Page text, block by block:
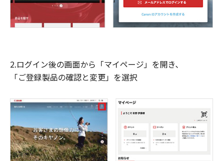
2.ログイン後の画面から「マイページ」を開き、
「ご登録製品の確認と変更」を選択